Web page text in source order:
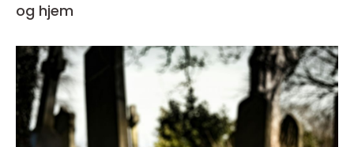
og hjem